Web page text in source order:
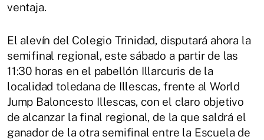
ventaja.
El alevín del Colegio Trinidad, disputará ahora la
semifinal regional, este sábado a partir de las
11:30 horas en el pabellón Illarcuris de la
localidad toledana de Illescas, frente al World
Jump Baloncesto Illescas, con el claro objetivo
de alcanzar la final regional, de la que saldrá el
ganador de la otra semifinal entre la Escuela de